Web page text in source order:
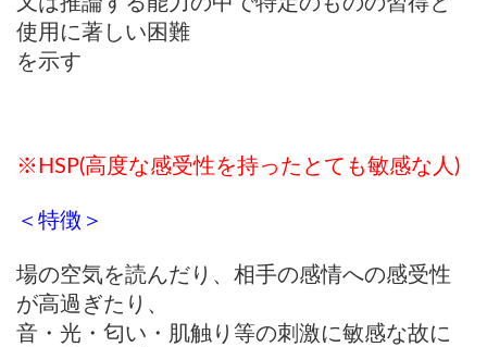
使用に著しい困難
を示す
※HSP(高度な感受性を持ったとても敏感な人)
＜特徴＞
場の空気を読んだり、相手の感情への感受性
が高過ぎたり、
音・光・匂い・肌触り等の刺激に敏感な故に